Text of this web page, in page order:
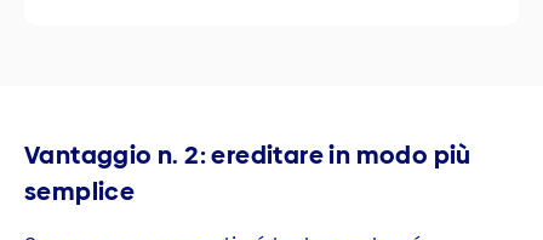
Vantaggio n. 2: ereditare in modo più
semplice